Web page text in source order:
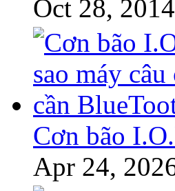
Oct 28, 2014
Cơn bão
Apr 24,